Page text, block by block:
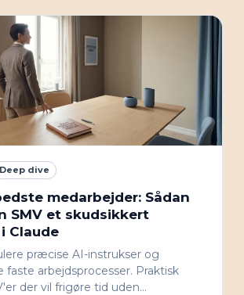
Deep dive
medarbejder: Sådan
SMV et skudsikkert
Claude
præcise AI-instrukser og
faste arbejdsprocesser. Praktisk
der vil frigøre tid uden…